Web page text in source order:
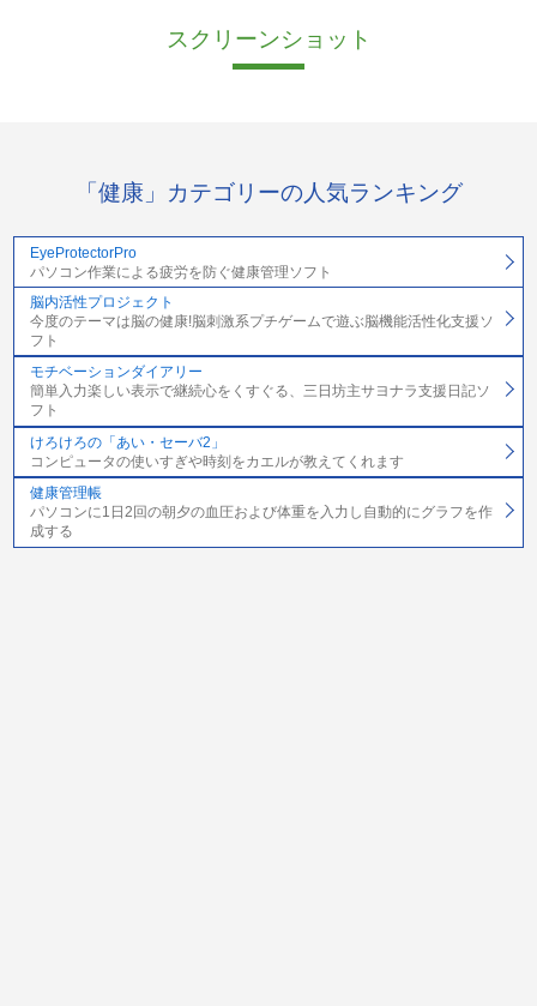
スクリーンショット
「健康」カテゴリーの人気ランキング
EyeProtectorPro
パソコン作業による疲労を防ぐ健康管理ソフト
脳内活性プロジェクト
今度のテーマは脳の健康!脳刺激系プチゲームで遊ぶ脳機能活性化支援ソ
フト
モチベーションダイアリー
簡単入力楽しい表示で継続心をくすぐる、三日坊主サヨナラ支援日記ソ
フト
けろけろの「あい・セーバ2」
コンピュータの使いすぎや時刻をカエルが教えてくれます
健康管理帳
パソコンに1日2回の朝夕の血圧および体重を入力し自動的にグラフを作
成する